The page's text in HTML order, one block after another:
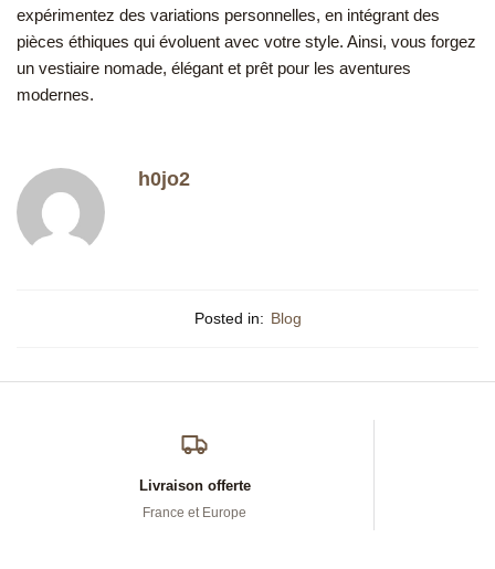
expérimentez des variations personnelles, en intégrant des
pièces éthiques qui évoluent avec votre style. Ainsi, vous forgez
un vestiaire nomade, élégant et prêt pour les aventures
modernes.
h0jo2
Posted in: Blog
Livraison offerte
France et Europe